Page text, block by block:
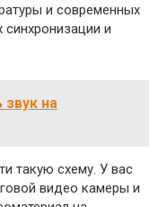
и современных
синхронизации и
звук на
такую схему. У вас
видео камеры и